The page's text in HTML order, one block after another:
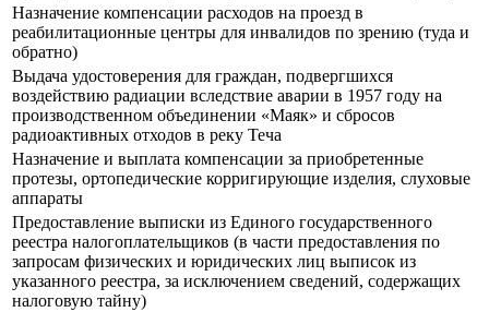
Назначение компенсации расходов на проезд в
реабилитационные центры для инвалидов по зрению (туда и
обратно)
Выдача удостоверения для граждан, подвергшихся
воздействию радиации вследствие аварии в 1957 году на
производственном объединении «Маяк» и сбросов
радиоактивных отходов в реку Теча
Назначение и выплата компенсации за приобретенные
протезы, ортопедические корригирующие изделия, слуховые
аппараты
Предоставление выписки из Единого государственного
реестра налогоплательщиков (в части предоставления по
запросам физических и юридических лиц выписок из
указанного реестра, за исключением сведений, содержащих
налоговую тайну)